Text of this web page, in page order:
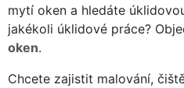
mytí oken a hledáte
jakékoli úklidové práce?
oken.
Chcete zajistit malování,